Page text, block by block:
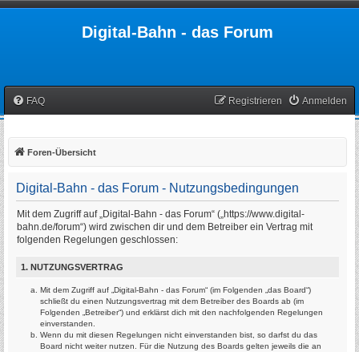
Digital-Bahn - das Forum
FAQ Anmelden
Registrieren
Foren-Übersicht
Digital-Bahn - das Forum - Nutzungsbedingungen
Mit dem Zugriff auf „Digital-Bahn - das Forum“ („https://www.digital-
bahn.de/forum“) wird zwischen dir und dem Betreiber ein Vertrag mit
folgenden Regelungen geschlossen:
1. NUTZUNGSVERTRAG
Mit dem Zugriff auf „Digital-Bahn - das Forum“ (im Folgenden „das Board“)
schließt du einen Nutzungsvertrag mit dem Betreiber des Boards ab (im
Folgenden „Betreiber“) und erklärst dich mit den nachfolgenden Regelungen
einverstanden.
Wenn du mit diesen Regelungen nicht einverstanden bist, so darfst du das
Board nicht weiter nutzen. Für die Nutzung des Boards gelten jeweils die an